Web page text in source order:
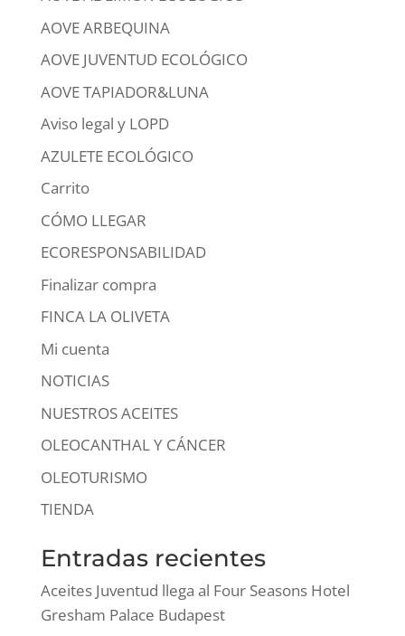
AOVE ARBEQUINA
AOVE JUVENTUD ECOLÓGICO
AOVE TAPIADOR&LUNA
Aviso legal y LOPD
AZULETE ECOLÓGICO
Carrito
CÓMO LLEGAR
ECORESPONSABILIDAD
Finalizar compra
FINCA LA OLIVETA
Mi cuenta
NOTICIAS
NUESTROS ACEITES
OLEOCANTHAL Y CÁNCER
OLEOTURISMO
TIENDA
Entradas recientes
Aceites Juventud llega al Four Seasons Hotel
Gresham Palace Budapest